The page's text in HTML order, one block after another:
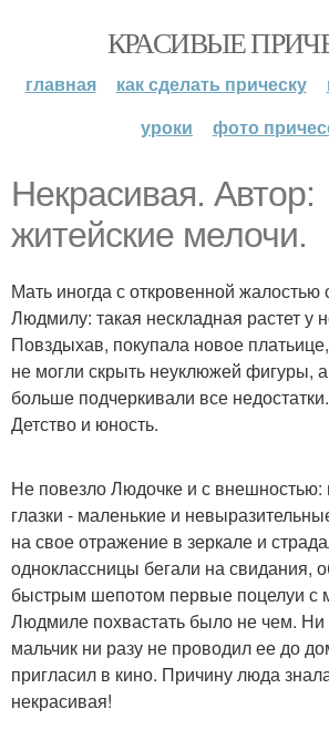
КРАСИВЫЕ
главная как сделать прическу
уроки
фото
Некрасивая. Автор:
житейские мелочи.
Мать иногда с откровенной жалостью
Людмилу: такая нескладная растет у
Повздыхав, покупала новое
не могли скрыть неуклюжей фигуры,
больше подчеркивали все недостатки.
Детство и юность.
Не повезло Людочке и с внешностью:
глазки - маленькие и
на свое отражение в зеркале и
одноклассницы бегали на свидания,
быстрым шепотом первые поцелуи с
Людмиле похвастать было не чем.
мальчик ни разу не проводил ее до
пригласил в кино. Причину люда
некрасивая!